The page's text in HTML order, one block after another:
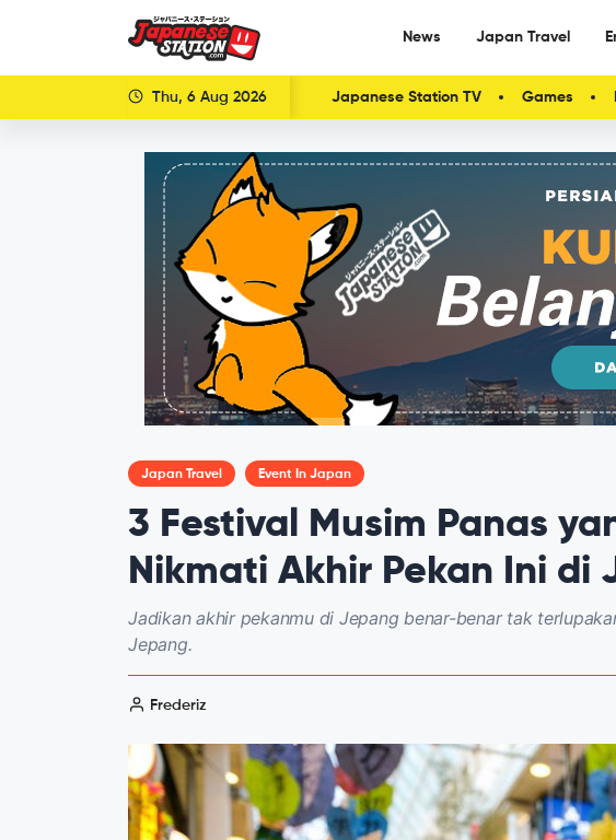
News Japan Travel
Thu, 6 Aug 2026 Japanese Station TV Games
Japan Travel Event In Japan
3 Festival Musim Panas
Nikmati Akhir Pekan Ini di
Jadikan akhir pekanmu di Jepang benar-benar tak
Jepang.
Frederiz